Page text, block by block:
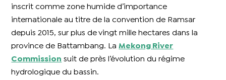
inscrit comme zone humide d’importance
internationale au titre de la convention de Ramsar
depuis 2015, sur plus de vingt mille hectares dans la
province de Battambang. LaMekong River
Commission suit de près l’évolution du régime
hydrologique du bassin.